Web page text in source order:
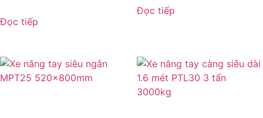
Đọc tiếp
Đọc tiếp